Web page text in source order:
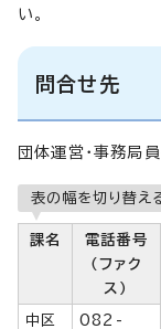
い。
問合せ先
団体運営・事務局
表の幅を切り替え
課名
電話番号
（ファク
ス）
中区
082-